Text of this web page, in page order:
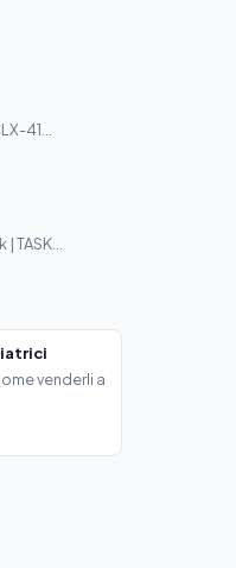
41...
venderli a